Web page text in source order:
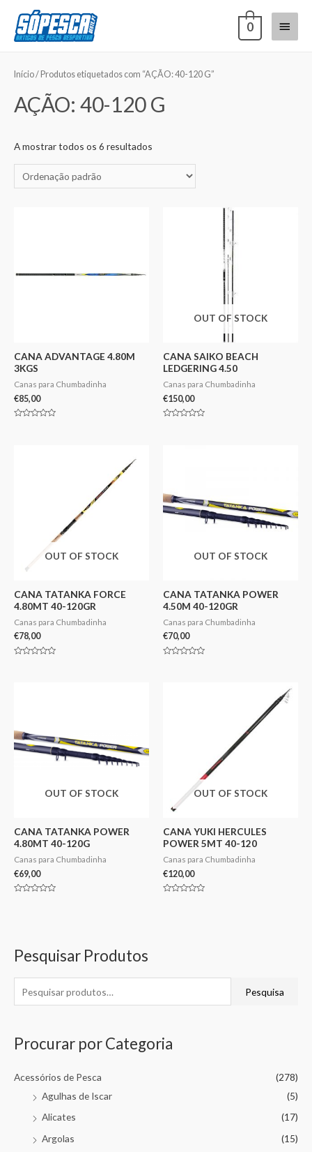
0
Pesquisar Produtos
Pesquisa
Procurar por Categoria
Acessórios de Pesca
(278)
Agulhas de Iscar
(5)
Alicates
(17)
Argolas
(15)
Início/ Produtos etiquetados com “AÇÃO: 40-120 G”
AÇÃO: 40-120 G
A mostrar todos os 6 resultados
CANA ADVANTAGE 4.80M
3KGS
Canas para Chumbadinha
€85,00
OUT OF STOCK
CANA SAIKO BEACH
LEDGERING 4.50
Canas para Chumbadinha
€150,00
OUT OF STOCK
CANA TATANKA FORCE
4.80MT 40-120GR
Canas para Chumbadinha
€78,00
OUT OF STOCK
CANA TATANKA POWER
4.50M 40-120GR
Canas para Chumbadinha
€70,00
OUT OF STOCK
CANA TATANKA POWER
4.80MT 40-120G
Canas para Chumbadinha
€69,00
OUT OF STOCK
CANA YUKI HERCULES
POWER 5MT 40-120
Canas para Chumbadinha
€120,00